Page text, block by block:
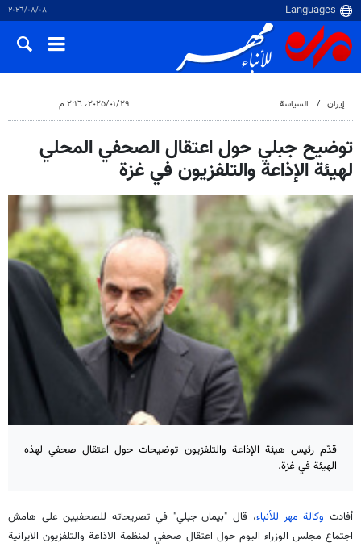
٠٨‏/٠٨‏/٢٠٢٦
إيران السياسة ٢٩‏/٠١‏/٢٠٢٥، ٢:١٦ م
توضيح جبلي حول اعتقال الصحفي المحلي
لهيئة الإذاعة والتلفزيون في غزة
قدّم رئيس هيئة الإذاعة والتلفزيون توضيحات حول اعتقال صحفي لهذه
الهيئة في غزة.
أفادت وكالة مهر للأنباء، قال "بيمان جبلي" في تصريحاته للصحفيين على هامش
اجتماع مجلس الوزراء اليوم حول اعتقال صحفي لمنظمة الاذاعة والتلفزيون الايرانية